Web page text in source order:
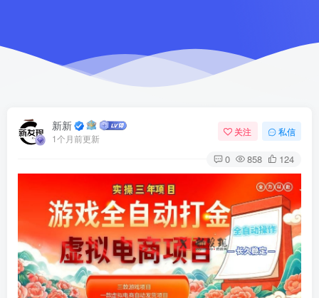
新新
1个月前更新
关注 私信
0 858 124